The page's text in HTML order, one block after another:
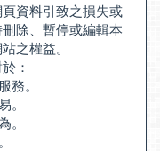
資料引致之損失或
除、暫停或編輯本
之權益。
：
。